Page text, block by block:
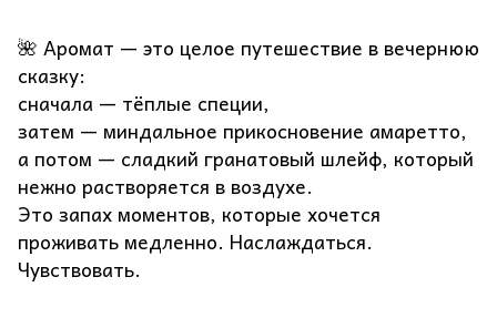
🌺 Аромат — это целое путешествие в вечернюю
сказку:
сначала — тёплые специи,
затем — миндальное прикосновение амаретто,
а потом — сладкий гранатовый шлейф, который
нежно растворяется в воздухе.
Это запах моментов, которые хочется
проживать медленно. Наслаждаться.
Чувствовать.